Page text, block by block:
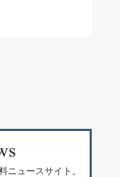
ニュースサイト。